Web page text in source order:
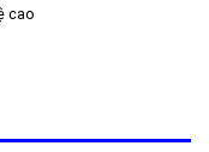
cao